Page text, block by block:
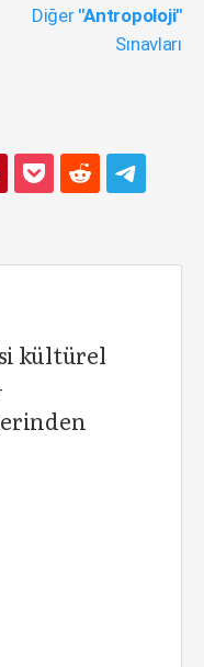
Diğer "Antropoloji"
Sınavları
kültürel